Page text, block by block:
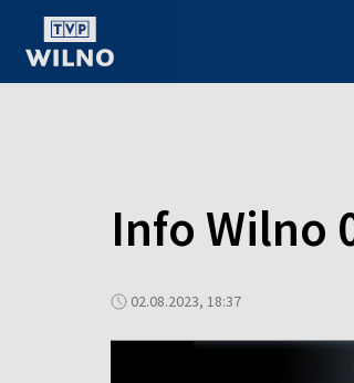
Info Wilno
02.08.2023, 18:37